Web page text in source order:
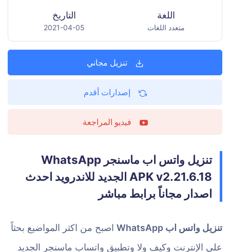
اللغة
متعدد اللغات
التاريخ
2021-04-05
تنزيل مجاني
إصدارات أقدم
فيديو المراجعة
تنزيل واتس اب ماسنجر WhatsApp
APK v2.21.6.18 الجديد للاندرويد احدث
اصدار مجاناً برابط مباشر
تنزيل واتس اب WhatsApp
اصبح من اكثر المواضيع بحثاً
علي الإنترنت وكيف ولا وتطبيق واتساب ماسنجر الجديد